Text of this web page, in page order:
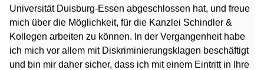
Universität Duisburg-Essen abgeschlossen hat, und freue
mich über die Möglichkeit, für die Kanzlei Schindler &
Kollegen arbeiten zu können. In der Vergangenheit habe
ich mich vor allem mit Diskriminierungsklagen beschäftigt
und bin mir daher sicher, dass ich mit einem Eintritt in Ihre